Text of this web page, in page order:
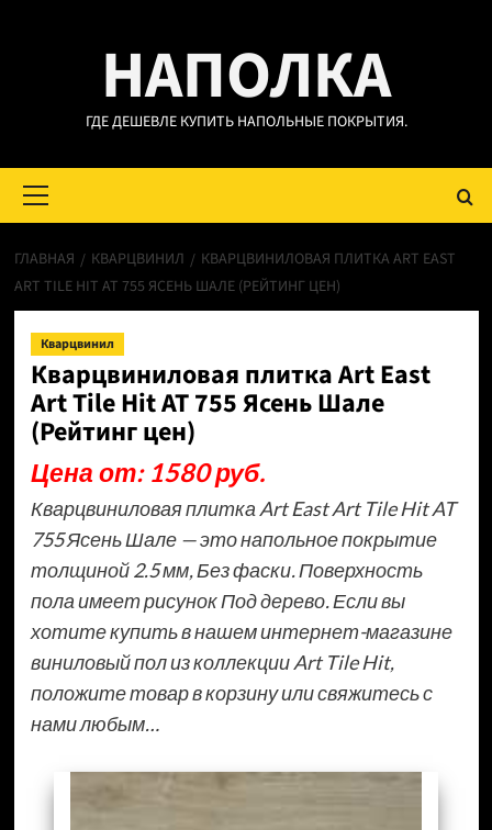
НАПОЛКА
ГДЕ ДЕШЕВЛЕ КУПИТЬ НАПОЛЬНЫЕ ПОКРЫТИЯ.
меню
ГЛАВНАЯ КВАРЦВИНИЛ
КВАРЦВИНИЛОВАЯ ПЛИТКА ART EAST
ART TILE HIT AT 755 ЯСЕНЬ ШАЛЕ (РЕЙТИНГ ЦЕН)
Кварцвинил
Кварцвиниловая плитка Art East
Art Tile Hit AT 755 Ясень Шале
(Рейтинг цен)
Цена от: 1580 руб.
Кварцвиниловая плитка Art East Art Tile Hit AT
755 Ясень Шале — это напольное покрытие
толщиной 2.5 мм, Без фаски. Поверхность
пола имеет рисунок Под дерево. Если вы
хотите купить в нашем интернет-магазине
виниловый пол из коллекции Art Tile Hit,
положите товар в корзину или свяжитесь с
нами любым…